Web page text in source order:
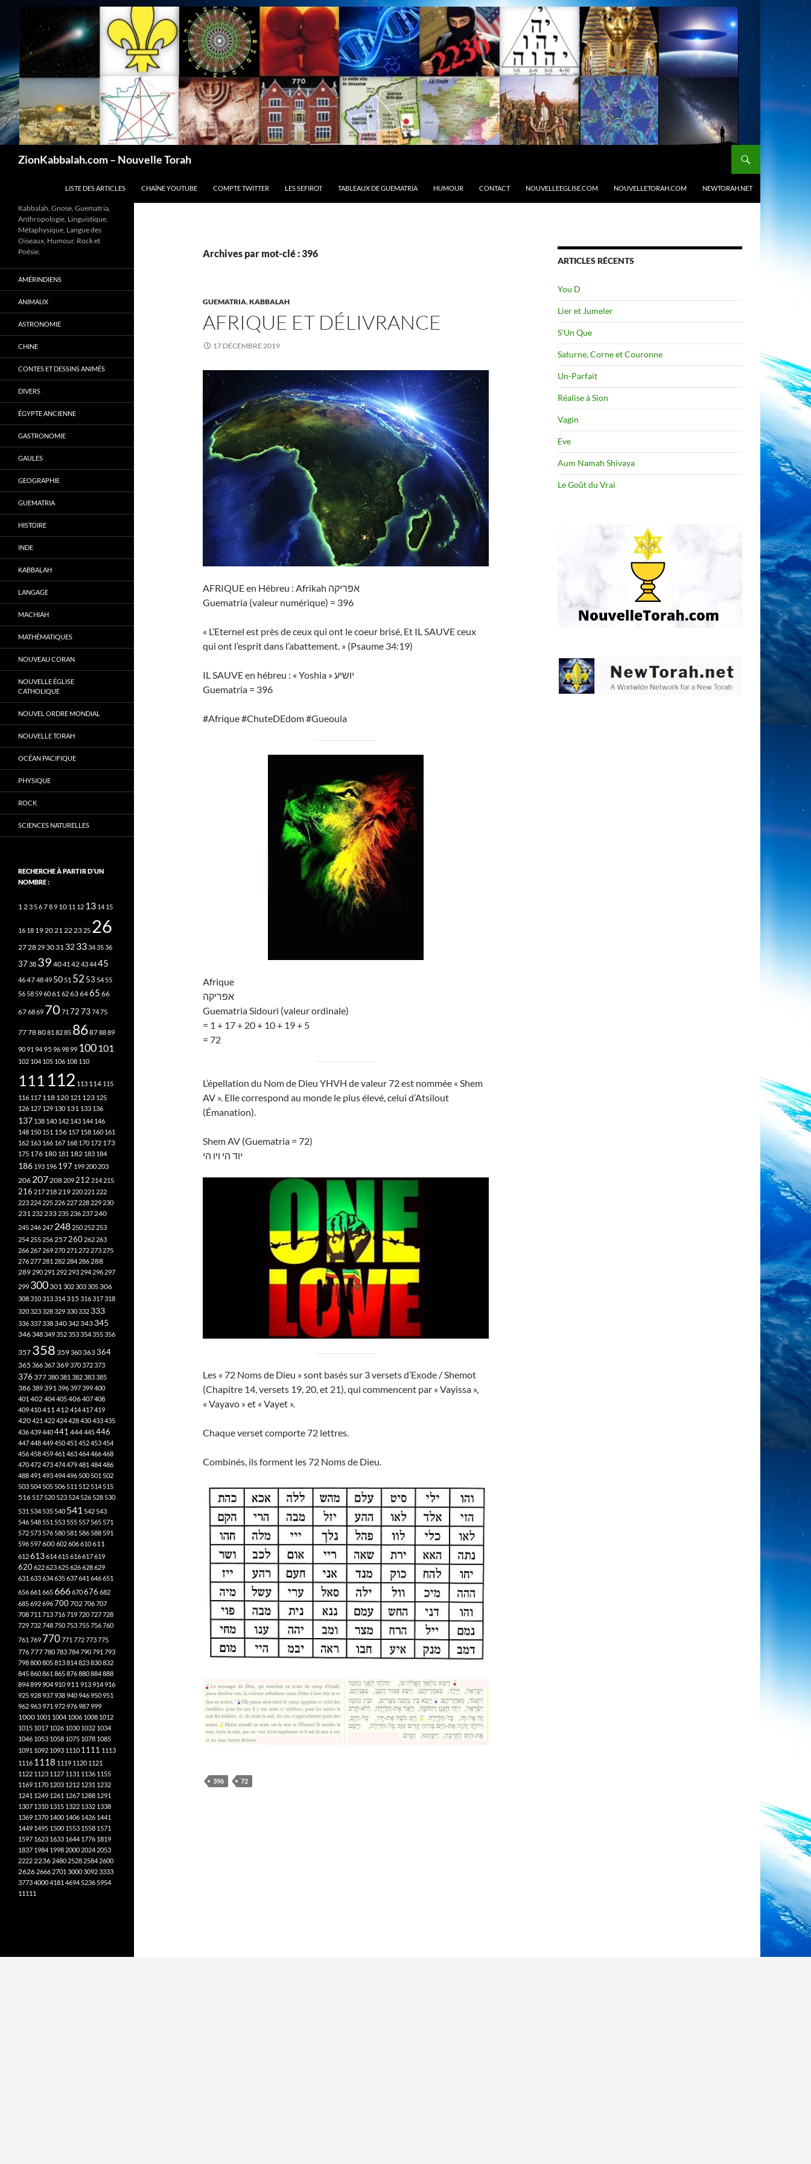
ZionKabbalah.com – Nouvelle Torah
LISTE DES ARTICLES
CHAÎNE YOUTUBE COMPTE TWITTER LES SEFIROT TABLEAUX DE GUEMATRIA HUMOUR CONTACT NOUVELLEEGLISE.COM NOUVELLETORAH.COM NEWTORAH.NET
Archives par mot-clé : 396
GUEMATRIA,KABBALAH
AFRIQUE ET DÉLIVRANCE
17 DÉCEMBRE 2019
AFRIQUE en Hébreu : Afrikah אפריקה
Guematria (valeur numérique) = 396
« L’Eternel est près de ceux qui ont le coeur brisé, Et IL SAUVE ceux
qui ont l’esprit dans l’abattement. » (Psaume 34:19)
IL SAUVE en hébreu : « Yoshia » יושיע
Guematria = 396
#Afrique #ChuteDEdom #Gueoula
Afrique
אפריקה
Guematria Sidouri (valeur ordinale)
= 1 + 17 + 20 + 10 + 19 + 5
= 72
L’épellation du Nom de Dieu YHVH de valeur 72 est nommée « Shem
AV ». Elle correspond au monde le plus élevé, celui d’Atsilout
(Émanation).
Shem AV (Guematria = 72)
יוד הי ויו הי
Les « 72 Noms de Dieu » sont basés sur 3 versets d’Exode / Shemot
(Chapitre 14, versets 19, 20, et 21), qui commencent par « Vayissa »,
« Vayavo » et « Vayet ».
Chaque verset comporte 72 lettres.
Combinés, ils forment les 72 Noms de Dieu.
396 72
ARTICLES RÉCENTS
You D
Lier et Jumeler
S’Un Que
Saturne, Corne et Couronne
Un-Parfait
Réalise à Sion
Vagin
Eve
Aum Namah Shivaya
Le Goût du Vrai
Kabbalah, Gnose, Guematria,
Anthropologie, Linguistique,
Métaphysique, Langue des
Oiseaux, Humour, Rock et
Poésie.
AMÉRINDIENS
ANIMAUX
ASTRONOMIE
CHINE
CONTES ET DESSINS ANIMÉS
DIVERS
ÉGYPTE ANCIENNE
GASTRONOMIE
GAULES
GEOGRAPHIE
GUEMATRIA
HISTOIRE
INDE
KABBALAH
LANGAGE
MACHIAH
MATHÉMATIQUES
NOUVEAU CORAN
NOUVELLE ÉGLISE
CATHOLIQUE
NOUVEL ORDRE MONDIAL
NOUVELLE TORAH
OCÉAN PACIFIQUE
PHYSIQUE
ROCK
SCIENCES NATURELLES
RECHERCHE À PARTIR D’UN
NOMBRE :
1 23 56789 10 11 12 13 14 15
16 18 1920212223 25 26
27 28 293031 3233343536
37 38 39 4041 42434445
46474849 50 51 52 53 54 55
56 58 596061 62636465 66
676869 70 71 72737475
77788081 8285 86878889
9091 94 95 969899 100101
102 104 105 106 108 110
111 112 113 114 115
116 117 118 120 121 123 125
126 127 129 130 131 133 136
137 138 140 142 143 144 146
148 150 151 156 157 158 160 161
162 163 166 167 168 170 172 173
175 176 180 181 182 183 184
186 193 196 197 199 200 203
206 207 208 209 212 214 215
216 217 218219 220 221 222
223 224 225 226 227 228 229 230
231 232 233 235 236 237240
245 246 247248 250 252 253
254 255 256257 260 262 263
266 267 269 270 271 272 273 275
276 277 281 282 284 286 288
289 290 291 292 293 294 296 297
299 300301302303305306
308310313314315 316317318
320323328329330332 333
336337338340342343 345
346348349352353354355356
357 358 359360363364
365 366367369370372373
376377380381 382383385
386389391396397399400
401 402404405406407408
409410411 412414417419
420421 422424428430433435
436439440441 444445446
447448449450451 452453454
456458459461 463464466468
470472473474479481 484486
488491 493494496 500 501 502
503 504 505 506 511 512 514 515
516 517 520 523 524 526 528 530
531 534 535 540 541 542 543
546 548 551 553 555 557 565 571
572 573 576 580 581 586 588 591
596 597600602606610611
612613614615616617619
620622623625626628629
631 633634635637641 646651
656661 665666670676 682
685692696700702706707
708711 713716719720727728
729732748750753755756760
761 769 770771 772773775
776777780783784790791 793
798800805813814823830832
845860861 865876880884888
894899904910 911 913914916
925928937938940946950951
962963971 972976987999
1000 1001 1004 1006 1008 1012
1015 1017 1026 1030 1032 1034
1046 1053 1058 1075 1078 1085
1091 1092 1093 1110 1111 1113
1116 1118 1119 1120 1121
1122 1123 1127 1131 1136 1155
1169 1170 1203 1212 1231 1232
1241 1249 1261 1267 1288 1291
1307 1310 1315 1322 1332 1338
1369 1370 1400 1406 1426 1441
1449 1495 1500 1553 1558 1571
1597 1623 1633 1644 1776 1819
1837 1984 1998 2000 2024 2053
2222 2236 2480 2528 2584 2600
2626 2666 2701 300030923333
377340004181 4694 5236 5954
11111